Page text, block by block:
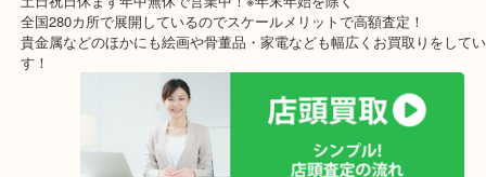
泉ケ丘のお客様よりCELINE セリーヌのベルトバッグナノ/
う2WAYバッグを買取させていただいた時のブログです。
グレインレザーという革のバッグで比較的新しいデザインです！
CELINEのバッグも中古市場では人気がありますので積極的に買取
ブランドの一つです。